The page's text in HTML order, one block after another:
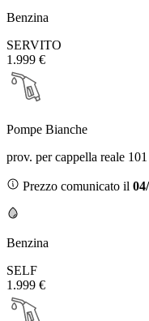
Benzina
SERVITO
1.999 €
Pompe Bianche
prov. per cappella reale
Prezzo comunicato il
Benzina
SELF
1.999 €